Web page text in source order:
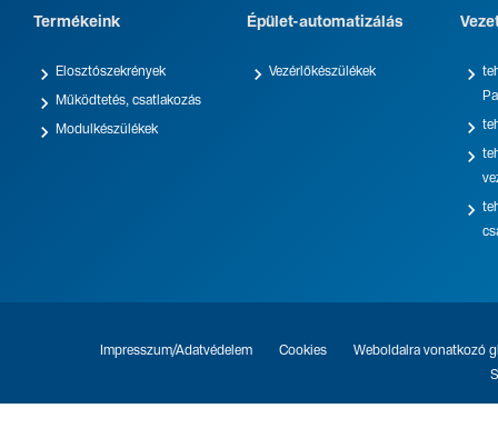
Termékeink
 Elosztószekrények
 Működtetés, csatlakozás
 Modulkészülékek
Épület-automatizálás
 Vezérlőkészülékek 



Impresszum/Adatvédelem Cookies
Weboldalra vonatkozó